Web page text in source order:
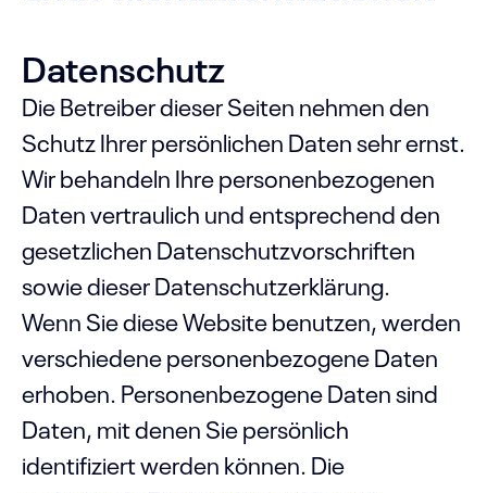
Datenschutz
Die Betreiber dieser Seiten nehmen den
Schutz Ihrer persönlichen Daten sehr ernst.
Wir behandeln Ihre personenbezogenen
Daten vertraulich und entsprechend den
gesetzlichen Datenschutzvorschriften
sowie dieser Datenschutzerklärung.
Wenn Sie diese Website benutzen, werden
verschiedene personenbezogene Daten
erhoben. Personenbezogene Daten sind
Daten, mit denen Sie persönlich
identifiziert werden können. Die